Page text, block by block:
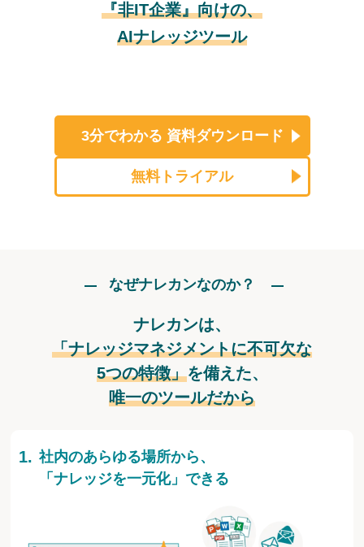
『非IT企業』向けの、
AIナレッジツール
3分でわかる 資料ダウンロード
無料トライアル
なぜナレカンなのか？
ナレカンは、
「ナレッジマネジメントに不可欠な
5つの特徴」を備えた、
唯一のツールだから
社内のあらゆる場所から、
「ナレッジを一元化」できる